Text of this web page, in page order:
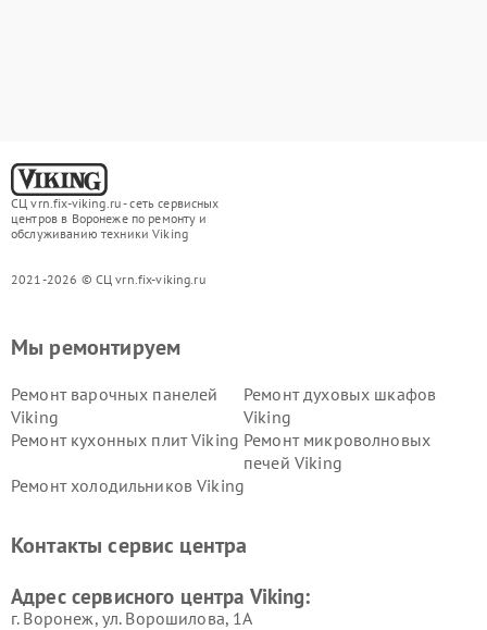
СЦ vrn.fix-viking.ru - сеть сервисных
центров в Воронеже по ремонту и
обслуживанию техники Viking
2021-2026 © СЦ vrn.fix-viking.ru
Мы ремонтируем
Ремонт варочных панелей
Viking
Ремонт духовых шкафов
Viking
Ремонт кухонных плит Viking Ремонт микроволновых
печей Viking
Ремонт холодильников Viking
Контакты сервис центра
Адрес сервисного центра Viking:
г. Воронеж, ул. Ворошилова, 1А